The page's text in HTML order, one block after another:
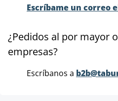
Escríbame un correo
¿Pedidos al por mayor
empresas?
Escríbanos a